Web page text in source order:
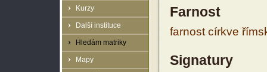
Kurzy
Další instituce
Hledám matriky
Mapy
Farnost
farnost církve
Signatury